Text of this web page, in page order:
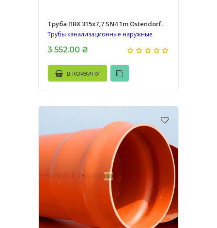
Труба ПВХ 315х7,7 SN4 1m Ostendorf.
Трубы канализационные наружные
3 552.00 ₴
В КОРЗИНУ